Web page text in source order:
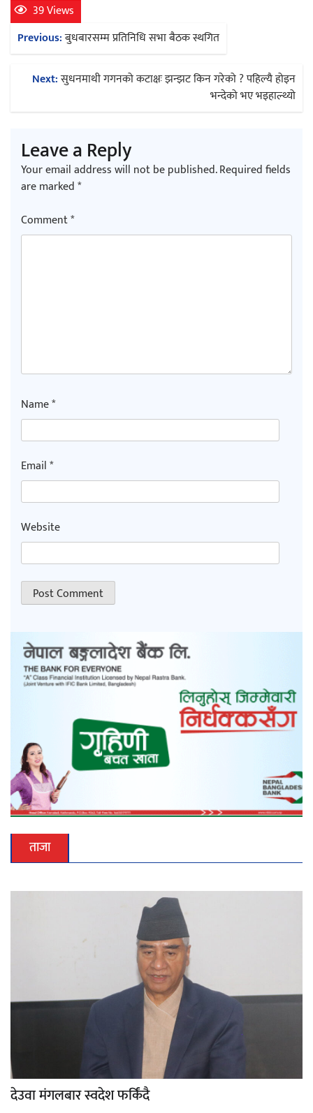
सार्वजनिक
39 Views
Post
navigation
Previous:बुधबारसम्म प्रतिनिधि सभा बैठक स्थगित
Next:सुधनमाथी गगनको कटाक्षः झन्झट किन गरेको ? पहिल्यै होइन
भन्देको भए भइहाल्थ्यो
Leave a Reply
Your email address will not be published.Required fields
are marked*
Comment*
Name*
Email*
Website
ताजा
देउवा मंगलबार स्वदेश फर्किंदै